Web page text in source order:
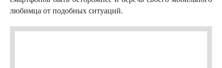
любимца от подобных ситуаций.